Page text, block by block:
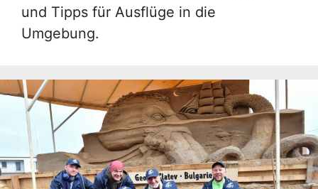
und Tipps für Ausflüge in die
Umgebung.